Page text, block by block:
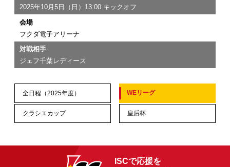
2025年10月5日（日）13:00 キックオフ
会場
フクダ電子アリーナ
対戦相手
ジェフ千葉レディース
全日程（2025年度） WEリーグ
クラシエカップ 皇后杯
ISCで応援を